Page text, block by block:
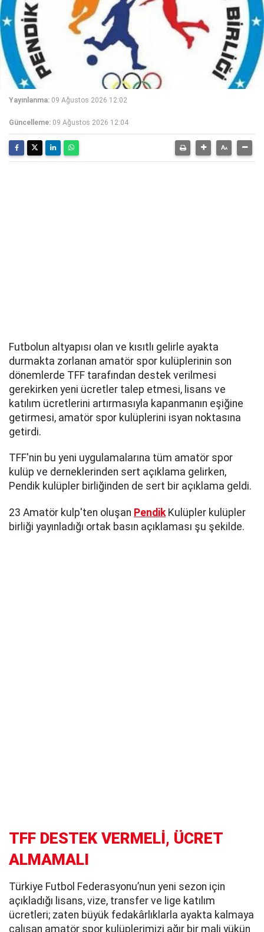
Yayınlanma: 09 Ağustos 2026 12:02
Güncelleme: 09 Ağustos 2026 12:04
Futbolun altyapısı olan ve kısıtlı gelirle ayakta
durmakta zorlanan amatör spor kulüplerinin son
dönemlerde TFF tarafından destek verilmesi
gerekirken yeni ücretler talep etmesi, lisans ve
katılım ücretlerini artırmasıyla kapanmanın eşiğine
getirmesi, amatör spor kulüplerini isyan noktasına
getirdi.
TFF'nin bu yeni uygulamalarına tüm amatör spor
kulüp ve derneklerinden sert açıklama gelirken,
Pendik kulüpler birliğinden de sert bir açıklama geldi.
23 Amatör kulp'ten oluşan PendikKulüpler kulüpler
birliği yayınladığı ortak basın açıklaması şu şekilde.
TFF DESTEK VERMELİ, ÜCRET
ALMAMALI
Türkiye Futbol Federasyonu’nun yeni sezon için
açıkladığı lisans, vize, transfer ve lige katılım
ücretleri; zaten büyük fedakârlıklarla ayakta kalmaya
çalışan amatör spor kulüplerimizi ağır bir mali yükün